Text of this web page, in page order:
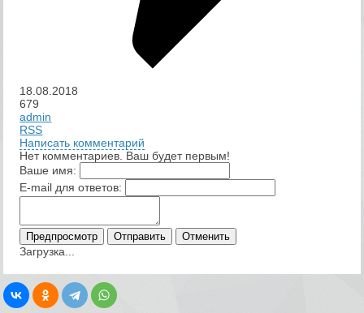
18.08.2018
679
admin
RSS
Написать комментарий
Нет комментариев. Ваш будет первым!
Ваше имя:
E-mail для ответов:
Загрузка...